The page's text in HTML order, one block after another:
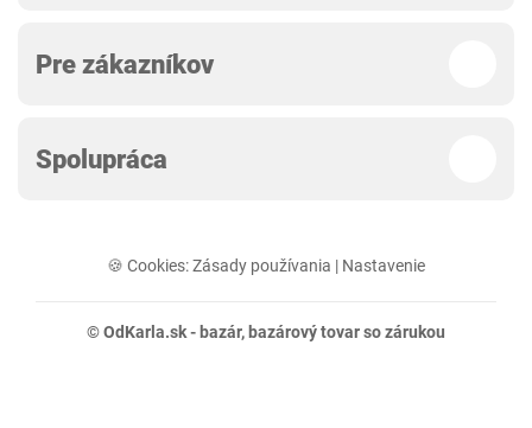
Pre zákazníkov
Spolupráca
🍪 Cookies:Zásady používania | Nastavenie
© OdKarla.sk - bazár, bazárový tovar so zárukou